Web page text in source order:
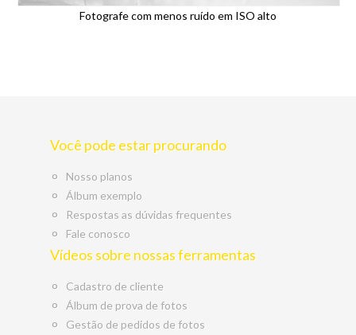
Fotografe com menos ruído em ISO alto
Você pode estar procurando
Nosso planos
Álbum exemplo
Respostas as dúvidas frequentes
Fale conosco
Vídeos sobre nossas ferramentas
Cadastro de cliente
Álbum de prova de fotos
Gestão de pedidos de fotos